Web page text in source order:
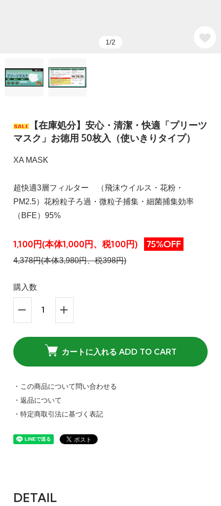
1/2
【在庫処分】安心・清潔・快適「プリーツ
マスク」お徳用 50枚入（使いきりタイプ）
XA MASK
超快適3層フィルター （飛沫ウイルス・花粉・
PM2.5）花粉粒子ろ過・微粒子捕集・細菌捕集効率
（BFE）95%
1,100円(本体1,000円、税100円) 75%OFF
4,378円(本体3,980円、税398円)
購入数
カートに入れる ADD TO CART
・この商品について問い合わせる
・返品について
・特定商取引法に基づく表記
DETAIL